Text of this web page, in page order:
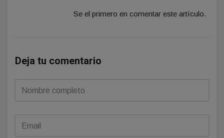
Se el primero en comentar este artículo.
Deja tu comentario